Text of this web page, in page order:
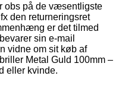
obs på de væsentligste
den returneringsret
er det tilmed
sin e-mail
vidne om sit køb af
Metal Guld 100mm –
eller kvinde.